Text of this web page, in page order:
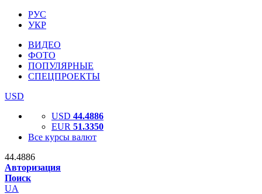
РУС
УКР
ВИДЕО
ФОТО
ПОПУЛЯРНЫЕ
СПЕЦПРОЕКТЫ
USD
USD 44.4886
EUR 51.3350
Все курсы валют
44.4886
Авторизация
Поиск
UA